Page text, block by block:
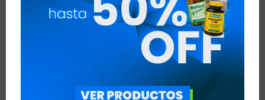
RECOMENDADOS